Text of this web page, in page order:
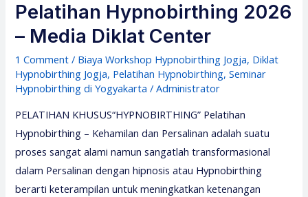
Pelatihan Hypnobirthing 2026
– Media Diklat Center
1 Comment / Biaya Workshop Hypnobirthing Jogja, Diklat
Hypnobirthing Jogja, Pelatihan Hypnobirthing,Seminar
Hypnobirthing di Yogyakarta /Administrator
PELATIHAN KHUSUS“HYPNOBIRTHING” Pelatihan
Hypnobirthing – Kehamilan dan Persalinan adalah suatu
proses sangat alami namun sangatlah transformasional
dalam Persalinan dengan hipnosis atau Hypnobirthing
berarti keterampilan untuk meningkatkan ketenangan